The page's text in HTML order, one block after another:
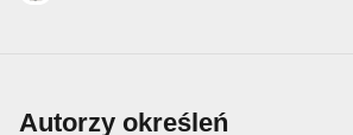
Autorzy określeń